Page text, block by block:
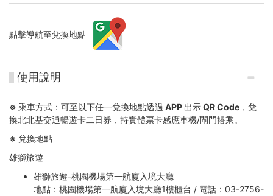
點擊導航至兌換地點
使用說明
※ 乘車方式： 可至以下任一兌換地點透過 APP 出示 QR Code，兌
換北北基交通暢遊卡二日券 ，持實體票卡感應車機/閘門搭乘。
※ 兌換地點
雄獅旅遊
雄獅旅遊-桃園機場第一航廈入境大廳
地點：桃園機場第一航廈入境大廳1樓櫃台 / 電話：03-2756-